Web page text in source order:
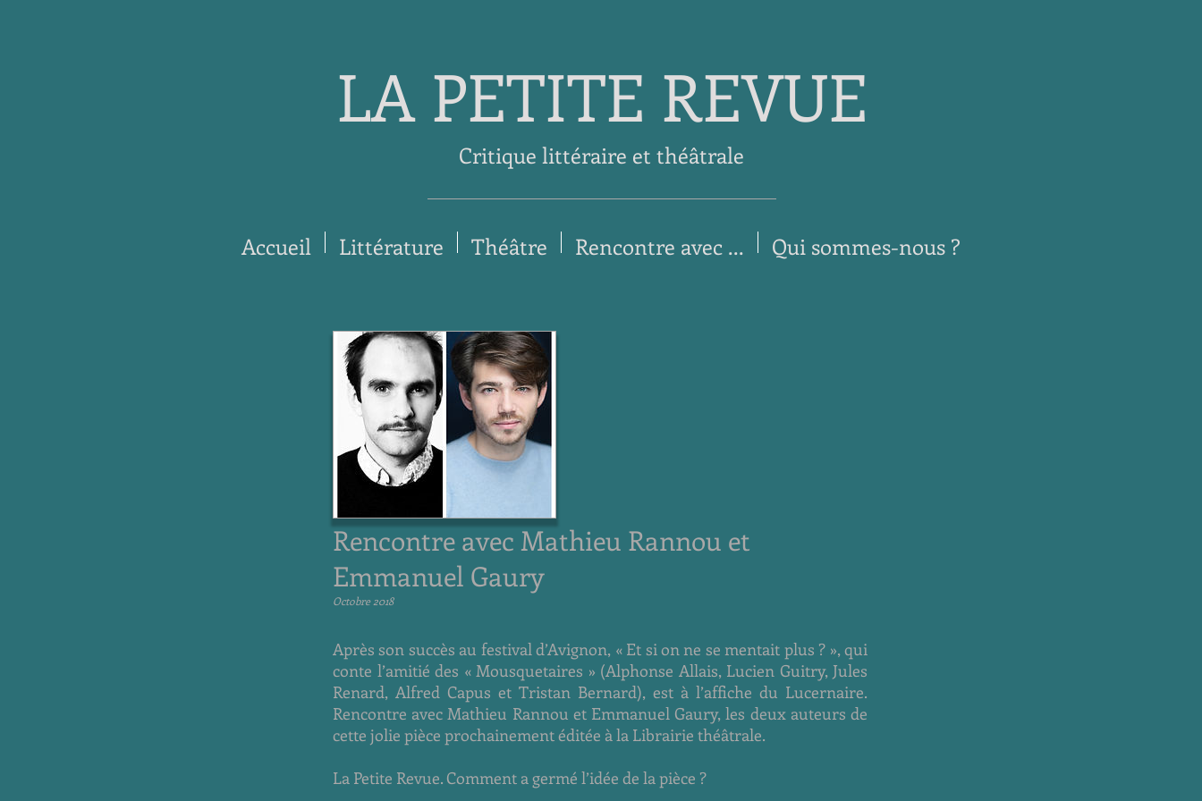
LA PETITE REVUE
Critique littéraire et théâtrale
Accueil Littérature Théâtre Rencontre avec ... Qui sommes-nous ?
Rencontre avec Mathieu Rannou et
Emmanuel Gaury
Octobre 2018
Après son succès au festival d’Avignon, « Et si on ne se mentait plus ? », qui
conte l’amitié des « Mousquetaires » (Alphonse Allais, Lucien Guitry, Jules
Renard, Alfred Capus et Tristan Bernard), est à l’affiche du Lucernaire.
Rencontre avec Mathieu Rannou et Emmanuel Gaury, les deux auteurs de
cette jolie pièce prochainement éditée à la Librairie théâtrale.
La Petite Revue. Comment a germé l’idée de la pièce ?